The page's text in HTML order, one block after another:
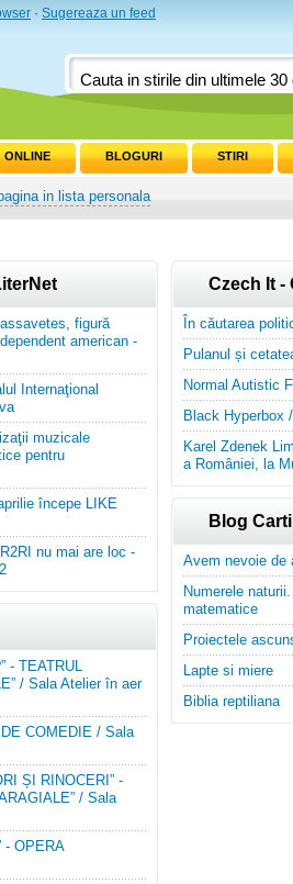
· Sugereaza un feed
ONLINE BLOGURI STIRI
in lista personala
figură
american -
Internaţional
muzicale
pentru
începe LIKE
nu mai are loc -
- TEATRUL
/ Sala Atelier în aer
COMEDIE / Sala
ȘI RINOCERI” -
/ Sala
- OPERA
Czech It -
În căutarea
Pulanul și
Normal Autistic
Black Hyperbox
Karel Zdenek
a României, la
Blog
Avem nevoie de
Numerele
matematice
Proiectele
Lapte si miere
Biblia reptiliana